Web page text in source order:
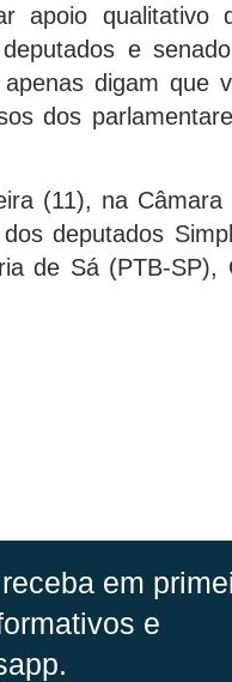
apoio qualitativo
e
digam que
dos
(11), na
deputados
de Sá (PTB-SP),
em
e